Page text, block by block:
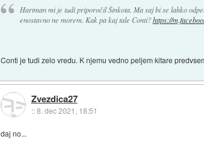
Hartman mi je tudi priporočil Šinkota. Ma saj bi se lahko
enostavno ne morem. Kak pa kaj tale Conti?https://
Conti je tudi zelo vredu. K njemu vedno peljem kitare
Zvezdica27
::8. dec 2021, 18:51
daj no...